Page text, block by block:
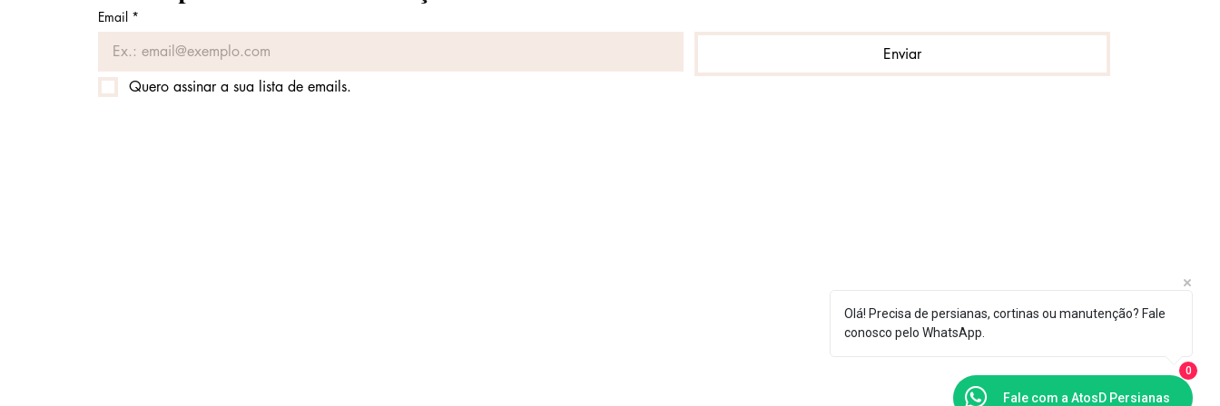
Email *
Enviar
Quero assinar a sua lista de emails.
Olá! Precisa de persianas, cortinas ou manutenção? Fale
conosco pelo WhatsApp.
Fale com a AtosD Persianas
0